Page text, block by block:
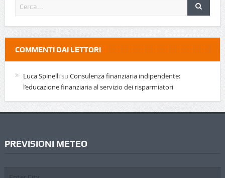
COMMENTI DAI LETTORI
Luca Spinellisu Consulenza finanziaria indipendente:
l’educazione finanziaria al servizio dei risparmiatori
PREVISIONI METEO